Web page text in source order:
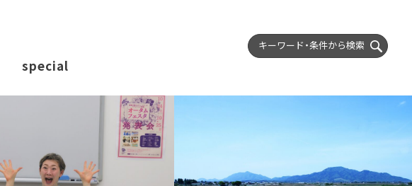
special
キーワード・条件から検索